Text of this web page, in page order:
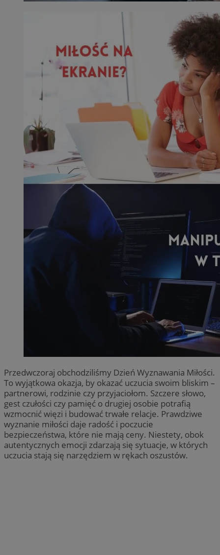
Przedwczoraj obchodziliśmy Dzień Wyznawania Miłości.
To wyjątkowa okazja, by okazać uczucia swoim bliskim –
partnerowi, rodzinie czy przyjaciołom. Szczere słowo,
gest czułości czy pamięć o drugiej osobie potrafią
wzmocnić więzi i budować trwałe relacje. Prawdziwe
wyznanie miłości daje radość i poczucie
bezpieczeństwa, które nie mają ceny. Niestety, obok
autentycznych emocji zdarzają się sytuacje, w których
uczucia stają się narzędziem w rękach oszustów.